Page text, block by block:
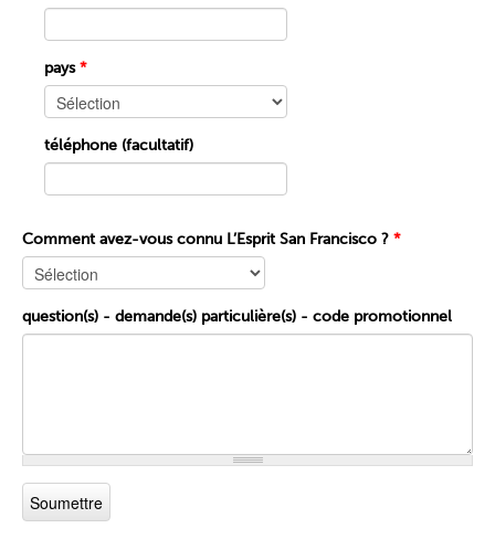
pays*
téléphone (facultatif)
Comment avez-vous connu L’Esprit San Francisco ? *
question(s) - demande(s) particulière(s) - code promotionnel